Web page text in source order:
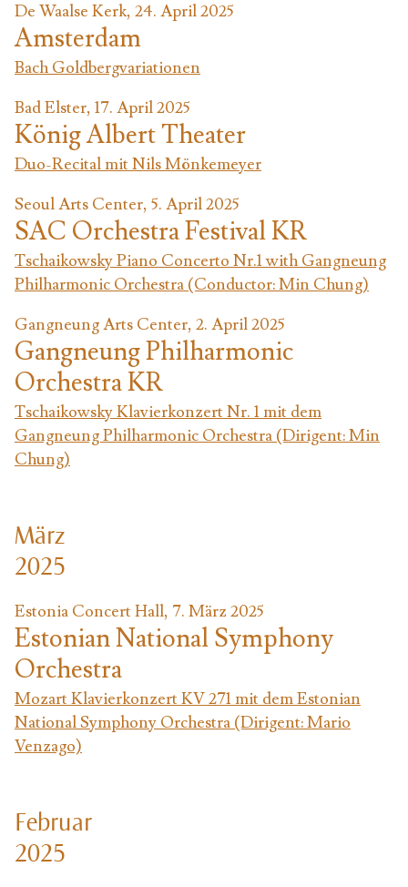
De Waalse Kerk, 24. April 2025
Amsterdam
Bach Goldbergvariationen
Bad Elster, 17. April 2025
König Albert Theater
Duo-Recital mit Nils Mönkemeyer
Seoul Arts Center, 5. April 2025
SAC Orchestra Festival KR
Tschaikowsky Piano Concerto Nr.1 with Gangneung
Philharmonic Orchestra (Conductor: Min Chung)
Gangneung Arts Center, 2. April 2025
Gangneung Philharmonic
Orchestra KR
Tschaikowsky Klavierkonzert Nr. 1 mit dem
Gangneung Philharmonic Orchestra (Dirigent: Min
Chung)
März
2025
Estonia Concert Hall, 7. März 2025
Estonian National Symphony
Orchestra
Mozart Klavierkonzert KV 271 mit dem Estonian
National Symphony Orchestra (Dirigent: Mario
Venzago)
Februar
2025